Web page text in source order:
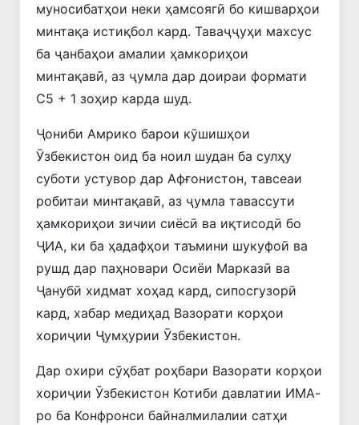
муносибатҳои неки ҳамсоягӣ бо кишварҳои
минтақа истиқбол кард. Таваҷҷуҳи махсус
ба ҷанбаҳои амалии ҳамкориҳои
минтақавӣ, аз ҷумла дар доираи формати
C5 + 1 зоҳир карда шуд.
Ҷониби Амрико барои кӯшишҳои
Ӯзбекистон оид ба ноил шудан ба сулҳу
суботи устувор дар Афғонистон, тавсеаи
робитаи минтақавӣ, аз ҷумла тавассути
ҳамкориҳои зичии сиёсӣ ва иқтисодӣ бо
ҶИА, ки ба ҳадафҳои таъмини шукуфоӣ ва
рушд дар паҳновари Осиёи Марказӣ ва
Ҷанубӣ хидмат хоҳад кард, сипосгузорӣ
кард, хабар медиҳад Вазорати корҳои
хориҷии Ҷумҳурии Ӯзбекистон.
Дар охири сӯҳбат роҳбари Вазорати корҳои
хориҷии Ӯзбекистон Котиби давлатии ИМА-
ро ба Конфронси байналмилалии сатҳи